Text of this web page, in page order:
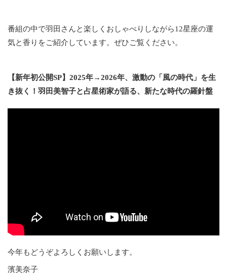
番組の中で羽田さんと楽しくおしゃべりしながら12星座の運
気と香りをご紹介しています。ぜひご覧ください。
【新年初公開SP】2025年→2026年、激動の「風の時代」を生
き抜く！羽田美智子と占星術家が語る、新たな時代の羅針盤
今年もどうぞよろしくお願いします。
濱美奈子